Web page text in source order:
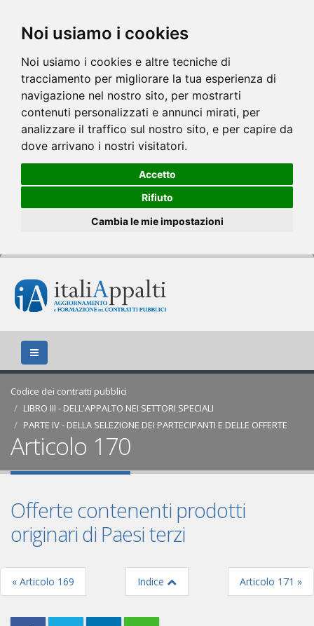
Noi usiamo i cookies
Noi usiamo i cookies e altre tecniche di
tracciamento per migliorare la tua esperienza di
navigazione nel nostro sito, per mostrarti
contenuti personalizzati e annunci mirati, per
analizzare il traffico sul nostro sito, e per capire da
dove arrivano i nostri visitatori.
Accetto
Rifiuto
Cambia le mie impostazioni
Codice dei contratti pubblici
LIBRO III - DELL'APPALTO NEI SETTORI SPECIALI
PARTE IV - DELLA SELEZIONE DEI PARTECIPANTI E DELLE OFFERTE
Articolo 170
Offerte contenenti prodotti
originari di Paesi terzi
« Articolo 169 Indice Articolo 171 »